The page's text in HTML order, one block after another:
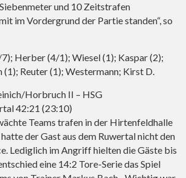
und 10 Zeitstrafen
im Vordergrund der Partie standen“, so
Herber (4/1); Wiesel (1); Kaspar (2);
(1); Reuter (1); Westermann; Kirst D.
Horbruch II – HSG
42:21 (23:10)
Teams trafen in der Hirtenfeldhalle
der Gast aus dem Ruwertal nicht den
Lediglich im Angriff hielten die Gäste bis
eine 14:2 Tore-Serie das Spiel